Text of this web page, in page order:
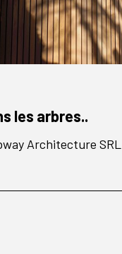
les arbres..
Architecture SRL